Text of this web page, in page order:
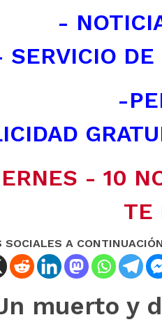
-
SERVICIO
-
- 10
TE
SOCIALES A
muerto y